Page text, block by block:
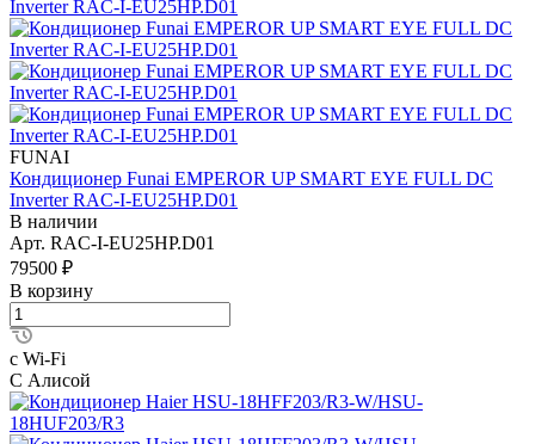
FUNAI
Кондиционер Funai EMPEROR UP SMART EYE FULL DC
Inverter RAC-I-EU25HP.D01
В наличии
Арт. RAC-I-EU25HP.D01
79500 ₽
В корзину
с Wi-Fi
С Алисой